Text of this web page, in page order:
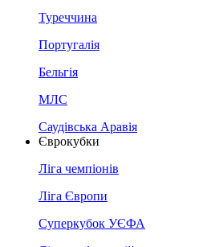
Туреччина
Португалія
Бельгія
МЛС
Саудівська Аравія
Єврокубки
Ліга чемпіонів
Ліга Європи
Суперкубок УЄФА